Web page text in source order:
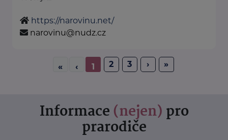
https://narovinu.net/
narovinu@nudz.cz
« ‹ 1 2 3 › »
Informace (nejen) pro
prarodiče